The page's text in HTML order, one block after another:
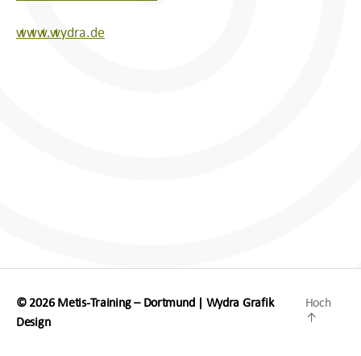
www.wydra.de
© 2026Metis-Training – Dortmund| Wydra Grafik
Design
Hoch
↑